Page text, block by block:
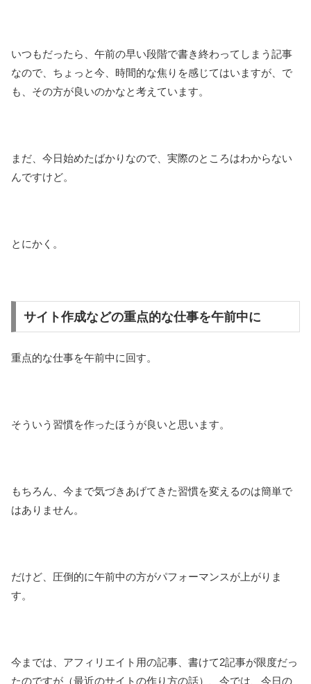
いつもだったら、午前の早い段階で書き終わってしまう記事
なので、ちょっと今、時間的な焦りを感じてはいますが、で
も、その方が良いのかなと考えています。
まだ、今日始めたばかりなので、実際のところはわからない
んですけど。
とにかく。
サイト作成などの重点的な仕事を午前中に
重点的な仕事を午前中に回す。
そういう習慣を作ったほうが良いと思います。
もちろん、今まで気づきあげてきた習慣を変えるのは簡単で
はありません。
だけど、圧倒的に午前中の方がパフォーマンスが上がりま
す。
今までは、アフィリエイト用の記事、書けて2記事が限度だっ
たのですが（最近のサイトの作り方の話）、今では、今日の